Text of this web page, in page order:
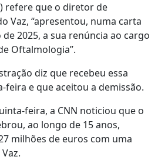
refere que o diretor de
Vaz, “apresentou, numa carta
2025, a sua renúncia ao cargo
Oftalmologia”.
diz que recebeu essa
feira e que aceitou a demissão.
feira, a CNN noticiou que o
ao longo de 15 anos,
milhões de euros com uma